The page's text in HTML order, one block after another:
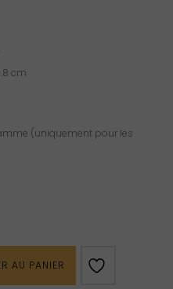
cm
(uniquement pour les
AU PANIER